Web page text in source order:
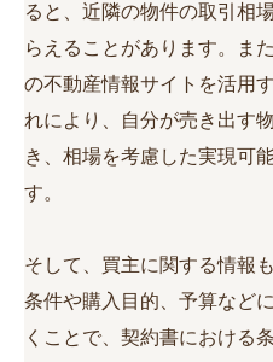
ると、近隣の物件の取引相
らえることがあります。ま
の不動産情報サイトを活用
れにより、自分が売き出す
き、相場を考慮した実現可
す。
そして、買主に関する情報
条件や購入目的、予算など
くことで、契約書における